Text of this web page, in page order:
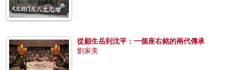
從顧生岳到沈平：一個座右銘的兩代傳承
劉家美